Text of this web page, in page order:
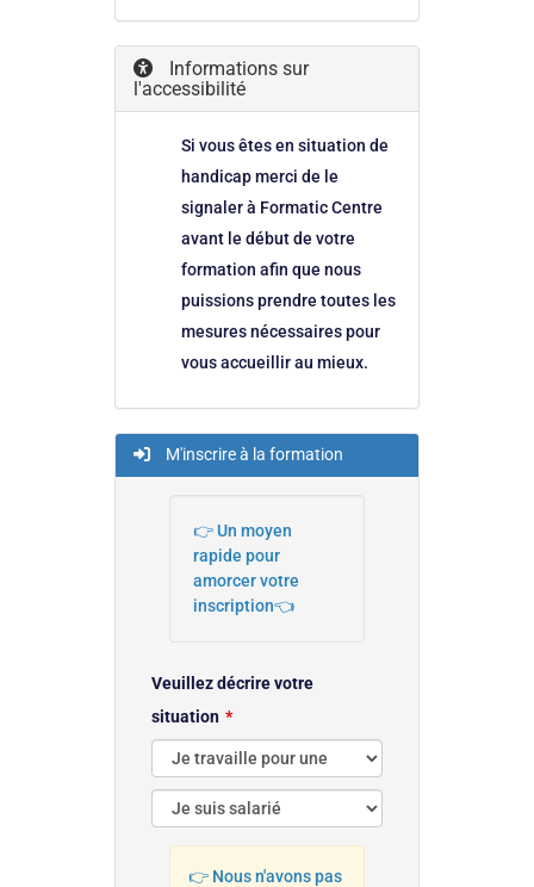
Informations sur
l'accessibilité
Si vous êtes en situation de
handicap merci de le
signaler à Formatic Centre
avant le début de votre
formation afin que nous
puissions prendre toutes les
mesures nécessaires pour
vous accueillir au mieux.
M'inscrire à la formation
👉 Un moyen
rapide pour
amorcer votre
inscription👈
Veuillez décrire votre
situation
👉 Nous n'avons pas